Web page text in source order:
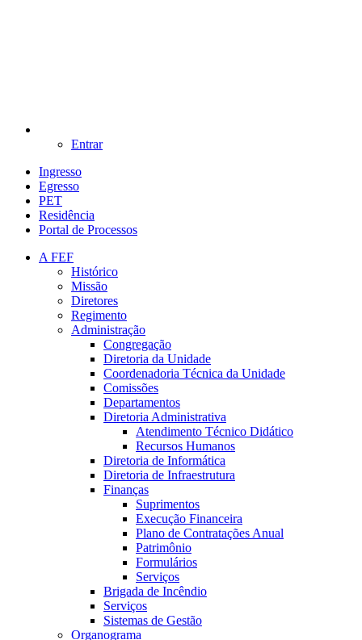
Entrar
Ingresso
Egresso
PET
Residência
Portal de Processos
A FEF
Histórico
Missão
Diretores
Regimento
Administração
Congregação
Diretoria da Unidade
Coordenadoria Técnica da Unidade
Comissões
Departamentos
Diretoria Administrativa
Atendimento Técnico Didático
Recursos Humanos
Diretoria de Informática
Diretoria de Infraestrutura
Finanças
Suprimentos
Execução Financeira
Plano de Contratações Anual
Patrimônio
Formulários
Serviços
Brigada de Incêndio
Serviços
Sistemas de Gestão
Organograma